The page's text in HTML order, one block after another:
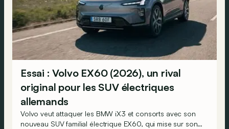
Essai : Volvo EX60 (2026), un rival
original pour les SUV électriques
allemands
Volvo veut attaquer les BMW iX3 et consorts avec son
nouveau SUV familial électrique EX60, qui mise sur son